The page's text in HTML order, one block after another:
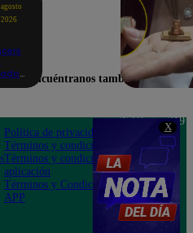
X
agosto
2026
de
Encuéntranos también en
Política de privacidad
Términos y condiciones
Términos y condiciones
aplicación
Términos y Condiciones
APP
Teléfono: 219
Av. San
Felipe 968
Jesús María